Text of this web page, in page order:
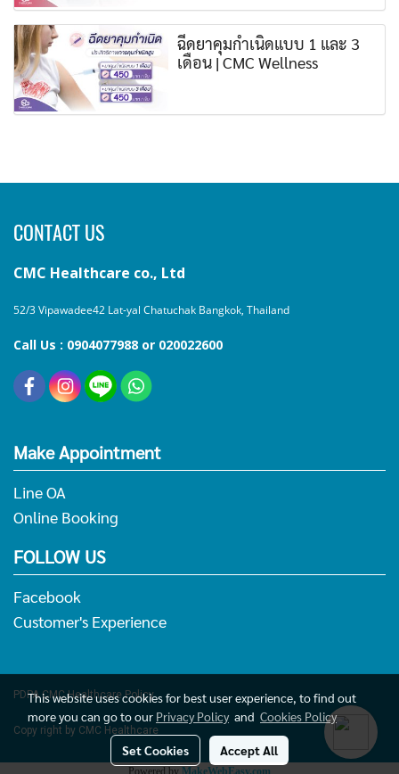
ฉีดยาคุมกำเนิดแบบ 1 และ 3
เดือน | CMC Wellness
CONTACT US
CMC Healthcare co., Ltd
52/3 Vipawadee42 Lat-yal Chatuchak Bangkok, Thailand
Call Us : 0904077988 or 020022600
Make Appointment
Line OA
Online Booking
FOLLOW US
Facebook
Customer's Experience
PDPACMC Healthcare Policy
Copy right by CMC Healthcare
Powered by MakeWebEasy.com
This website uses cookies for best user experience, to find out
more you can go to our Privacy Policyand Cookies Policy
Set Cookies Accept All